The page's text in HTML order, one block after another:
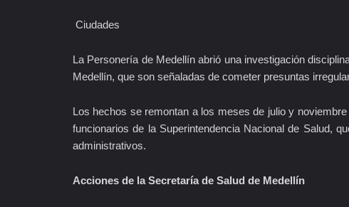
Ciudades
La Personería de Medellín abrió una investigación
Medellín, que son señaladas de cometer presuntas
Los hechos se remontan a los meses de julio y
funcionarios de la Superintendencia Nacional de Salud,
administrativos.
Acciones de la Secretaría de Salud de Medellín